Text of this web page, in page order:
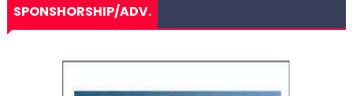
SPONSHORSHIP/ADV.